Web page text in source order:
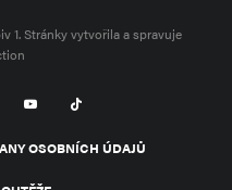
1.Stránky vytvořila a spravuje
OSOBNÍCH ÚDAJŮ